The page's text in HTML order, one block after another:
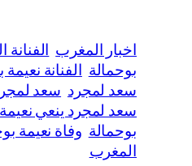
اخبار المغرب الفنانة
بوحمالة الفنانة
سعد لمجرد سعد
سعد لمجرد ينعي
بوحمالة وفاة نعيمة
المغرب